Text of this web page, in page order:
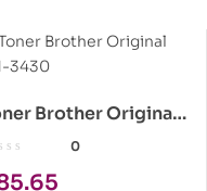
Brother Original
3430
0